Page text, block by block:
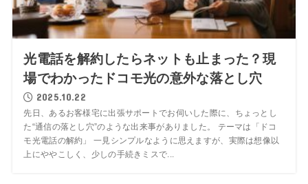
光電話を解約したらネットも止まった？現
場でわかったドコモ光の意外な落とし穴
2025.10.22
先日、あるお客様宅に出張サポートでお伺いした際に、ちょっとし
た“通信の落とし穴”のような出来事がありました。 テーマは「ドコ
モ光電話の解約」 一見シンプルなように思えますが、実際は想像以
上にややこしく、少しの手続きミスで...